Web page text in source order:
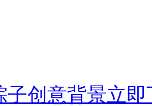
子创意背景立即